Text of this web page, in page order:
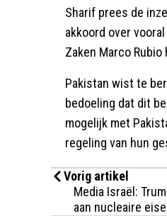
Sharif prees de
akkoord over
Zaken Marco
Pakistan wist te
bedoeling dat dit
mogelijk met
regeling van hun
Vorig artikel
Media Israël:
aan nucleaire